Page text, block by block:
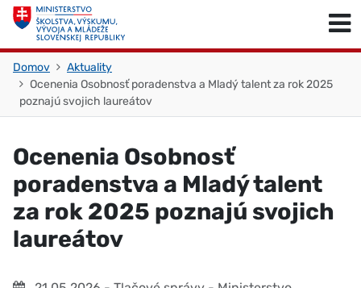
Skočiť na obsah
Domov
Aktuality
Ocenenia Osobnosť poradenstva a Mladý talent za rok 2025
poznajú svojich laureátov
Ocenenia Osobnosť
poradenstva a Mladý talent
za rok 2025 poznajú svojich
laureátov
Skočiť na začiatok stránky